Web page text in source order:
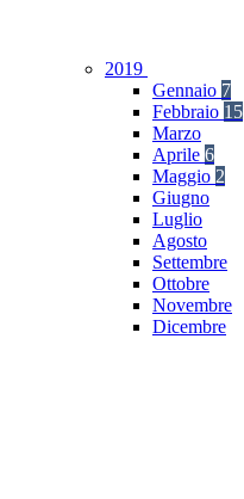
2019
Gennaio 7
Febbraio 15
Marzo
Aprile 6
Maggio 2
Giugno
Luglio
Agosto
Settembre
Ottobre
Novembre
Dicembre